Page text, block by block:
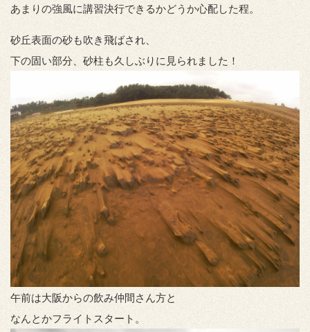
あまりの強風に講習決行できるかどうか心配した程。
砂丘表面の砂も吹き飛ばされ、
下の固い部分、砂柱も久しぶりに見られました！
午前は大阪からの飲み仲間さん方と
なんとかフライトスタート。